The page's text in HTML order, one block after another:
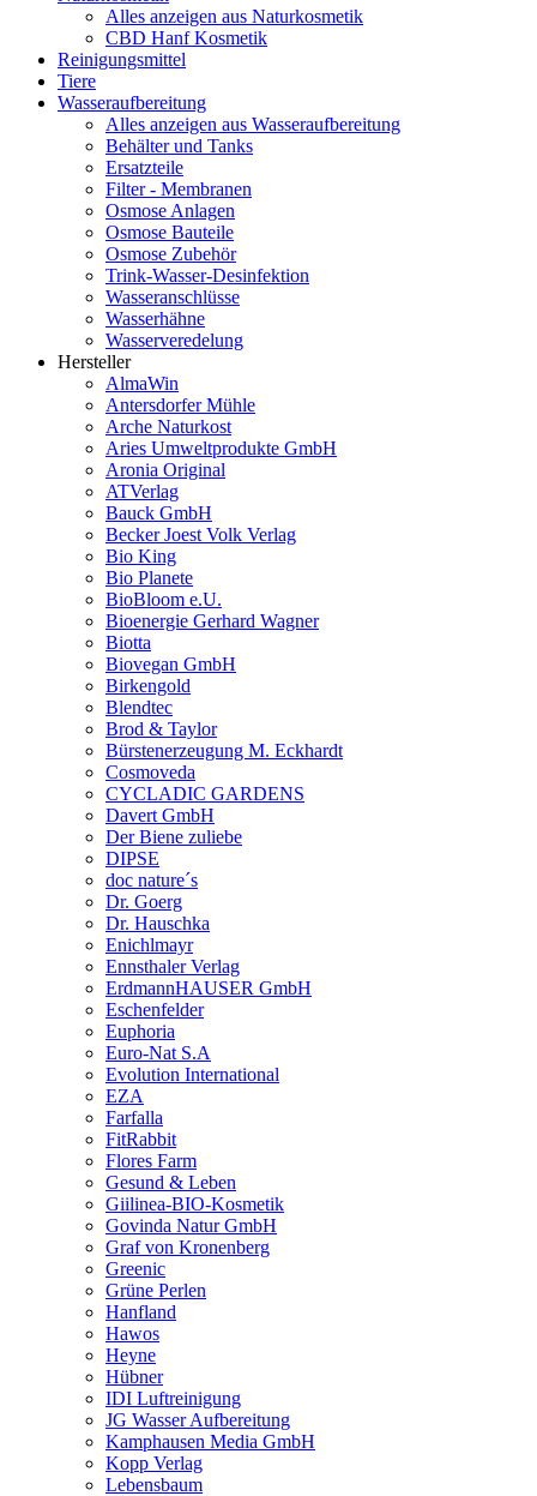
Alles anzeigen aus Naturkosmetik
CBD Hanf Kosmetik
Reinigungsmittel
Tiere
Wasseraufbereitung
Alles anzeigen aus Wasseraufbereitung
Behälter und Tanks
Ersatzteile
Filter - Membranen
Osmose Anlagen
Osmose Bauteile
Osmose Zubehör
Trink-Wasser-Desinfektion
Wasseranschlüsse
Wasserhähne
Wasserveredelung
Hersteller
AlmaWin
Antersdorfer Mühle
Arche Naturkost
Aries Umweltprodukte GmbH
Aronia Original
ATVerlag
Bauck GmbH
Becker Joest Volk Verlag
Bio King
Bio Planete
BioBloom e.U.
Bioenergie Gerhard Wagner
Biotta
Biovegan GmbH
Birkengold
Blendtec
Brod & Taylor
Bürstenerzeugung M. Eckhardt
Cosmoveda
CYCLADIC GARDENS
Davert GmbH
Der Biene zuliebe
DIPSE
doc nature´s
Dr. Goerg
Dr. Hauschka
Enichlmayr
Ennsthaler Verlag
ErdmannHAUSER GmbH
Eschenfelder
Euphoria
Euro-Nat S.A
Evolution International
EZA
Farfalla
FitRabbit
Flores Farm
Gesund & Leben
Giilinea-BIO-Kosmetik
Govinda Natur GmbH
Graf von Kronenberg
Greenic
Grüne Perlen
Hanfland
Hawos
Heyne
Hübner
IDI Luftreinigung
JG Wasser Aufbereitung
Kamphausen Media GmbH
Kopp Verlag
Lebensbaum